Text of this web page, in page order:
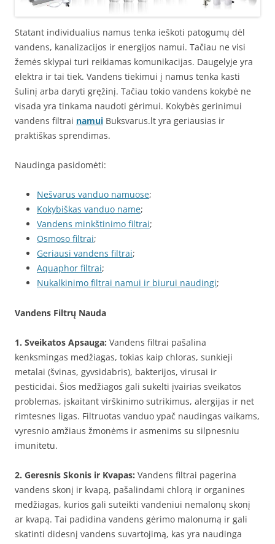
Statant individualius namus tenka ieškoti patogumų dėl
vandens, kanalizacijos ir energijos namui. Tačiau ne visi
žemės sklypai turi reikiamas komunikacijas. Daugelyje yra
elektra ir tai tiek. Vandens tiekimui į namus tenka kasti
šulinį arba daryti gręžinį. Tačiau tokio vandens kokybė ne
visada yra tinkama naudoti gėrimui. Kokybės gerinimui
vandens filtrai namui Buksvarus.lt yra geriausias ir
praktiškas sprendimas.
Naudinga pasidomėti:
Nešvarus vanduo namuose;
Kokybiškas vanduo name;
Vandens minkštinimo filtrai;
Osmoso filtrai;
Geriausi vandens filtrai;
Aquaphor filtrai;
Nukalkinimo filtrai namui ir biurui naudingi;
Vandens Filtrų Nauda
1. Sveikatos Apsauga: Vandens filtrai pašalina
kenksmingas medžiagas, tokias kaip chloras, sunkieji
metalai (švinas, gyvsidabris), bakterijos, virusai ir
pesticidai. Šios medžiagos gali sukelti įvairias sveikatos
problemas, įskaitant virškinimo sutrikimus, alergijas ir net
rimtesnes ligas. Filtruotas vanduo ypač naudingas vaikams,
vyresnio amžiaus žmonėms ir asmenims su silpnesniu
imunitetu.
2. Geresnis Skonis ir Kvapas: Vandens filtrai pagerina
vandens skonį ir kvapą, pašalindami chlorą ir organines
medžiagas, kurios gali suteikti vandeniui nemalonų skonį
ar kvapą. Tai padidina vandens gėrimo malonumą ir gali
skatinti didesnį vandens suvartojimą, kas yra naudinga